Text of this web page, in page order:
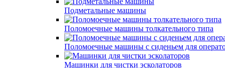
Подметальные машины
Поломоечные машины толкательного типа
Поломоечные машины с сиденьем для
Машинки для чистки эсколаторов